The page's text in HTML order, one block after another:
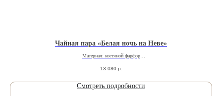
Чайная пара «Белая ночь на Неве»
Материал: костяной фарфор
Роспись: полихромная надглазурная шелкография
13 080 р.
Смотреть подробности